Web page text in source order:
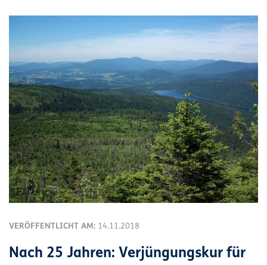
VERÖFFENTLICHT AM: 14.11.2018
Nach 25 Jahren: Verjüngungskur für